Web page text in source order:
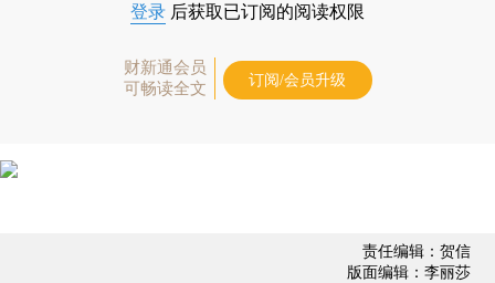
登录 后获取已订阅的阅读权限
财新通会员
可畅读全文
订阅/会员升级
责任编辑：贺信
版面编辑：李丽莎